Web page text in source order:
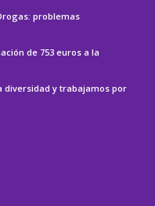
problemas
de 753 euros a la
diversidad y trabajamos por